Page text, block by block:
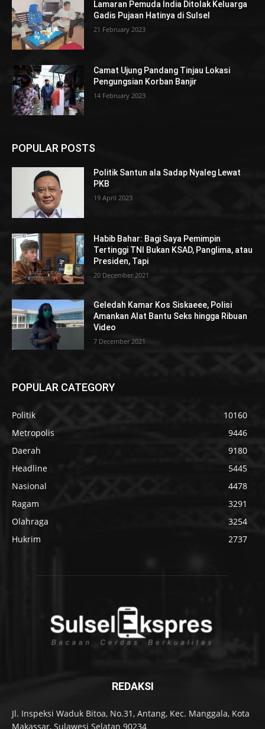
Lamaran Pemuda India Ditolak Keluarga
Gadis Pujaan Hatinya di Sulsel
21 February 2023
Camat Ujung Pandang Tinjau Lokasi
Pengungsian Korban Banjir
14 February 2023
POPULAR POSTS
Politik Santun ala Sadap Nyaleg Lewat
PKB
19 April 2023
Habib Bahar: Bagi Saya Pemimpin
Tertinggi TNI Bukan KSAD, Panglima, atau
Presiden, Tapi
20 December 2021
Geledah Kamar Kos Siskaeee, Polisi
Amankan Alat Bantu Seks hingga Ribuan
Video
7 December 2021
POPULAR CATEGORY
Politik
10160
Metropolis
9446
Daerah
9180
Headline
5445
Nasional
4478
Ragam
3291
Olahraga
3254
Hukrim
2737
REDAKSI
Jl. Inspeksi Waduk Bitoa, No.31, Antang, Kec. Manggala, Kota
Makassar, Sulawesi Selatan 90234